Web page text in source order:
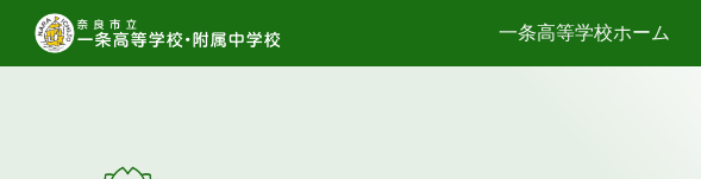
Skip to main content
一条高等学校ホーム